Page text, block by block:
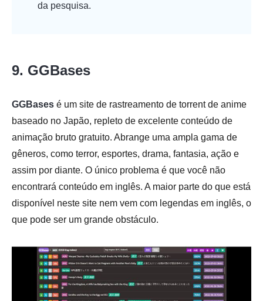
da pesquisa.
9. GGBases
GGBases é um site de rastreamento de torrent de anime
baseado no Japão, repleto de excelente conteúdo de
animação bruto gratuito. Abrange uma ampla gama de
gêneros, como terror, esportes, drama, fantasia, ação e
assim por diante. O único problema é que você não
encontrará conteúdo em inglês. A maior parte do que está
disponível neste site nem vem com legendas em inglês, o
que pode ser um grande obstáculo.